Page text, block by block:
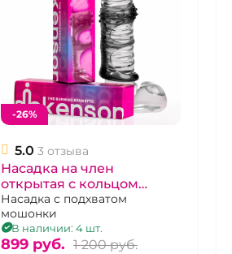
-26%
5.0 3 отзыва
Насадка на член
открытая с кольцом
"Dickenson" Жгучий
брюнет
Насадка с подхватом
мошонки
В наличии: 4 шт.
899 pуб. 1 200 pуб.